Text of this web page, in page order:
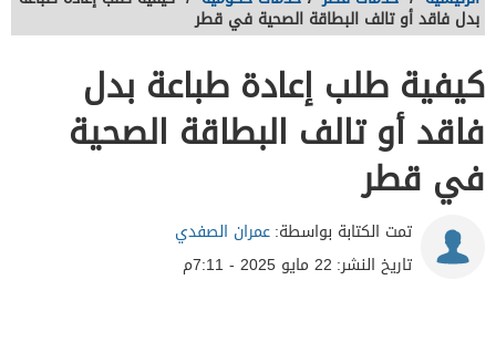
بدل فاقد أو تالف البطاقة الصحية في قطر
كيفية طلب إعادة طباعة بدل
فاقد أو تالف البطاقة الصحية
في قطر
تمت الكتابة بواسطة:عمران الصفدي
تاريخ النشر: 22 مايو 2025 - 7:11م